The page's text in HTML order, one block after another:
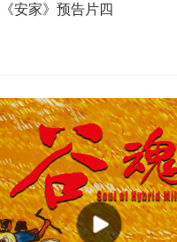
《安家》预告片四